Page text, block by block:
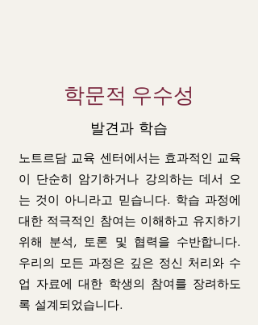
학문적 우수성
발견과 학습
노트르담 교육 센터에서는 효과적인 교육
이 단순히 암기하거나 강의하는 데서 오
는 것이 아니라고 믿습니다. 학습 과정에
대한 적극적인 참여는 이해하고 유지하기
위해 분석, 토론 및 협력을 수반합니다.
우리의 모든 과정은 깊은 정신 처리와 수
업 자료에 대한 학생의 참여를 장려하도
록 설계되었습니다.